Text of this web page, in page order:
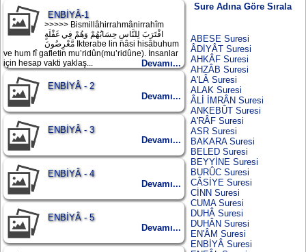
ENBİYÂ-1
>>>>> Bismillâhirrahmânirrahîm
اقْتَرَبَ لِلنَّاسِ حِسَابُهُمْ وَهُمْ فِي غَفْلَةٍ
مَّعْرِضُونَ Ikterabe lin nâsi hisâbuhum
ve hum fî gafletin mu’ridûn(mu’ridûne). İnsanlar
için hesap vakti yaklaş...
Devamı...
ENBİYÂ - 2
Devamı...
ENBİYÂ - 3
Devamı...
ENBİYÂ - 4
Devamı...
ENBİYÂ - 5
Devamı...
Sure Adına Göre Sırala
ABESE Suresi
ÂDİYÂT Suresi
AHKÂF Suresi
AHZÂB Suresi
A'LÂ Suresi
ALAK Suresi
ÂLİ İMRÂN Suresi
ANKEBÛT Suresi
A'RÂF Suresi
ASR Suresi
BAKARA Suresi
BELED Suresi
BEYYİNE Suresi
BURÛC Suresi
CÂSİYE Suresi
CİNN Suresi
CUMA Suresi
DUHÂ Suresi
DUHÂN Suresi
EN'ÂM Suresi
ENBİYÂ Suresi